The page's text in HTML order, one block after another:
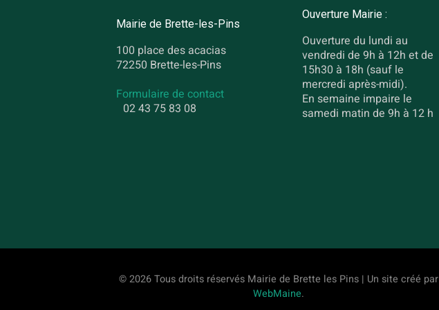
Mairie de Brette-les-Pins
100 place des acacias
72250 Brette-les-Pins
Formulaire de contact
02 43 75 83 08
Ouverture Mairie :
Ouverture du lundi au
vendredi de 9h à 12h et de
15h30 à 18h (sauf le
mercredi après-midi).
En semaine impaire le
samedi matin de 9h à 12 h
© 2026 Tous droits réservés Mairie de Brette les Pins | Un site créé par
WebMaine.